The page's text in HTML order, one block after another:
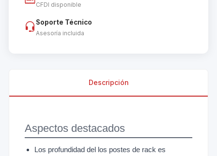
CFDI disponible
Soporte Técnico
Asesoría incluida
Descripción
Aspectos destacados
Los profundidad del los postes de rack es